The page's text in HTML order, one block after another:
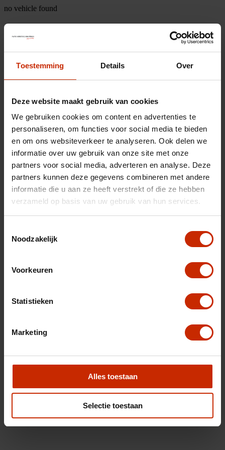
Toestemming Details Over
Deze website maakt gebruik van cookies
We gebruiken cookies om content en advertenties te
personaliseren, om functies voor social media te bieden
en om ons websiteverkeer te analyseren. Ook delen we
informatie over uw gebruik van onze site met onze
partners voor social media, adverteren en analyse. Deze
partners kunnen deze gegevens combineren met andere
informatie die u aan ze heeft verstrekt of die ze hebben
verzameld op basis van uw gebruik van hun services.
Noodzakelijk
Voorkeuren
Statistieken
Marketing
Alles toestaan
Selectie toestaan
no vehicle found